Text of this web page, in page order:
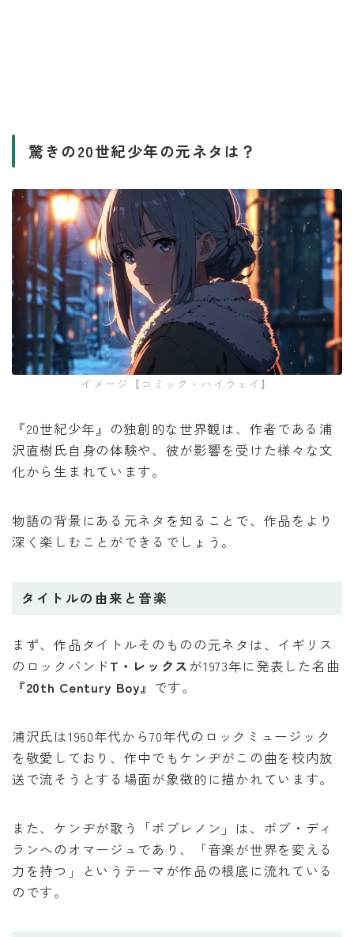
驚きの20世紀少年の元ネタは？
イメージ【コミック・ハイウェイ】
『20世紀少年』の独創的な世界観は、作者である浦
沢直樹氏自身の体験や、彼が影響を受けた様々な文
化から生まれています。
物語の背景にある元ネタを知ることで、作品をより
深く楽しむことができるでしょう。
タイトルの由来と音楽
まず、作品タイトルそのものの元ネタは、イギリス
のロックバンドT・レックスが1973年に発表した名曲
『20th Century Boy』 です。
浦沢氏は1960年代から70年代のロックミュージック
を敬愛しており、作中でもケンヂがこの曲を校内放
送で流そうとする場面が象徴的に描かれています。
また、ケンヂが歌う「ボブレノン」は、ボブ・ディ
ランへのオマージュであり、「音楽が世界を変える
力を持つ」というテーマが作品の根底に流れている
のです。